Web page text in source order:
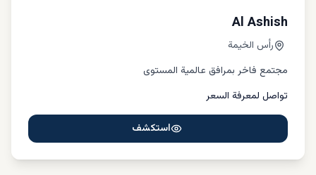
Al Ashish
رأس الخيمة
مجتمع فاخر بمرافق عالمية المستوى
تواصل لمعرفة السعر
استكشف